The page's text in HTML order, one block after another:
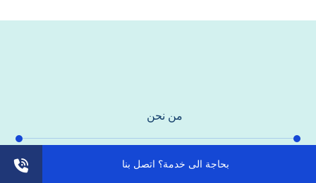
من نحن
بحاجة الى خدمة؟ اتصل بنا